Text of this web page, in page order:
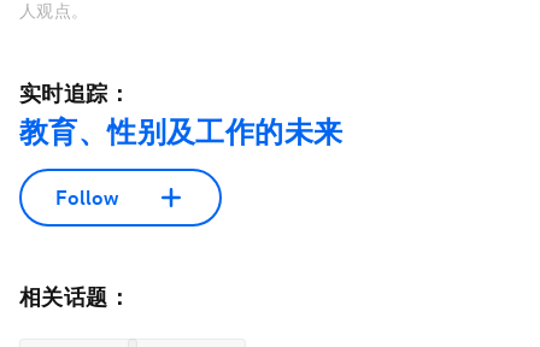
人观点。
实时追踪：
教育、性别及工作的未来
Follow
相关话题：